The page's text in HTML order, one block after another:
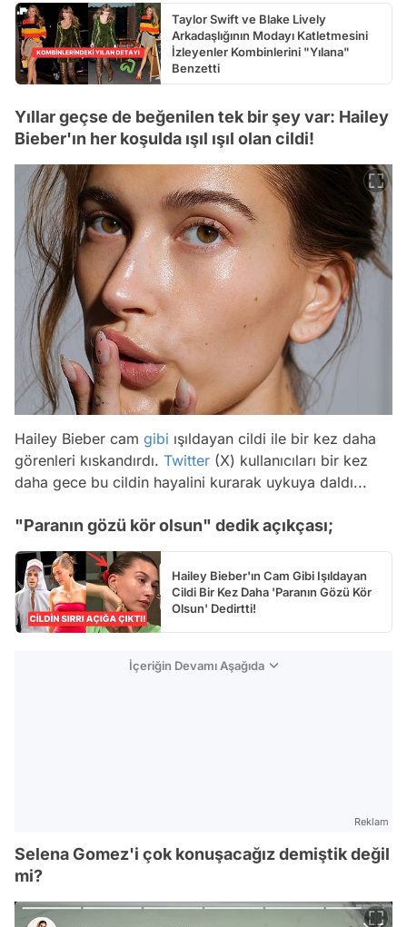
Taylor Swift ve Blake Lively
Arkadaşlığının Modayı Katletmesini
İzleyenler Kombinlerini "Yılana"
Benzetti
Yıllar geçse de beğenilen tek bir şey var: Hailey
Bieber'ın her koşulda ışıl ışıl olan cildi!
Hailey Bieber cam gibi ışıldayan cildi ile bir kez daha
görenleri kıskandırdı. Twitter (X) kullanıcıları bir kez
daha gece bu cildin hayalini kurarak uykuya daldı...
"Paranın gözü kör olsun" dedik açıkçası;
Hailey Bieber'ın Cam Gibi Işıldayan
Cildi Bir Kez Daha 'Paranın Gözü Kör
Olsun' Dedirtti!
İçeriğin Devamı Aşağıda
Reklam
Selena Gomez'i çok konuşacağız demiştik değil
mi?